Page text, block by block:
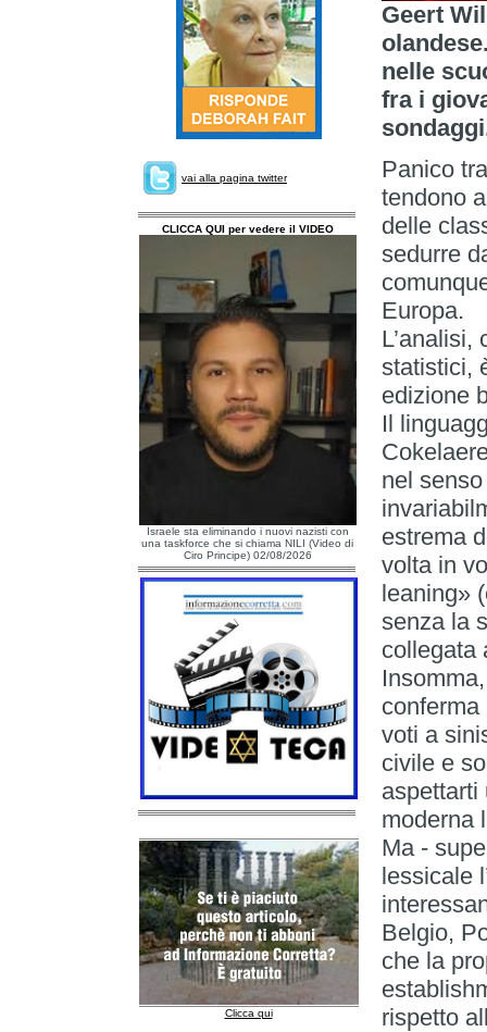
vai alla pagina twitter
CLICCA QUI per vedere il VIDEO
Israele sta eliminando i nuovi nazisti con
una taskforce che si chiama NILI (Video di
Ciro Principe) 02/08/2026
Clicca qui
Geert
nelle
fra i
Panico
tendono
delle
sedurre
Europa.
L’analisi,
statistici,
edizione
Il
nel
estrema
volta in
leaning»
senza la
collegata
conferma
voti a
civile e
aspettarti
moderna
Ma -
lessicale
Belgio,
che la
rispetto